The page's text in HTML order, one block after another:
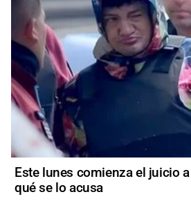
Este lunes comienza el juicio
qué se lo acusa